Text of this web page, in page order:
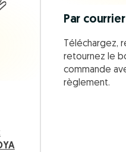
Par courrier
Téléchargez,
retournez le
commande
règlement.